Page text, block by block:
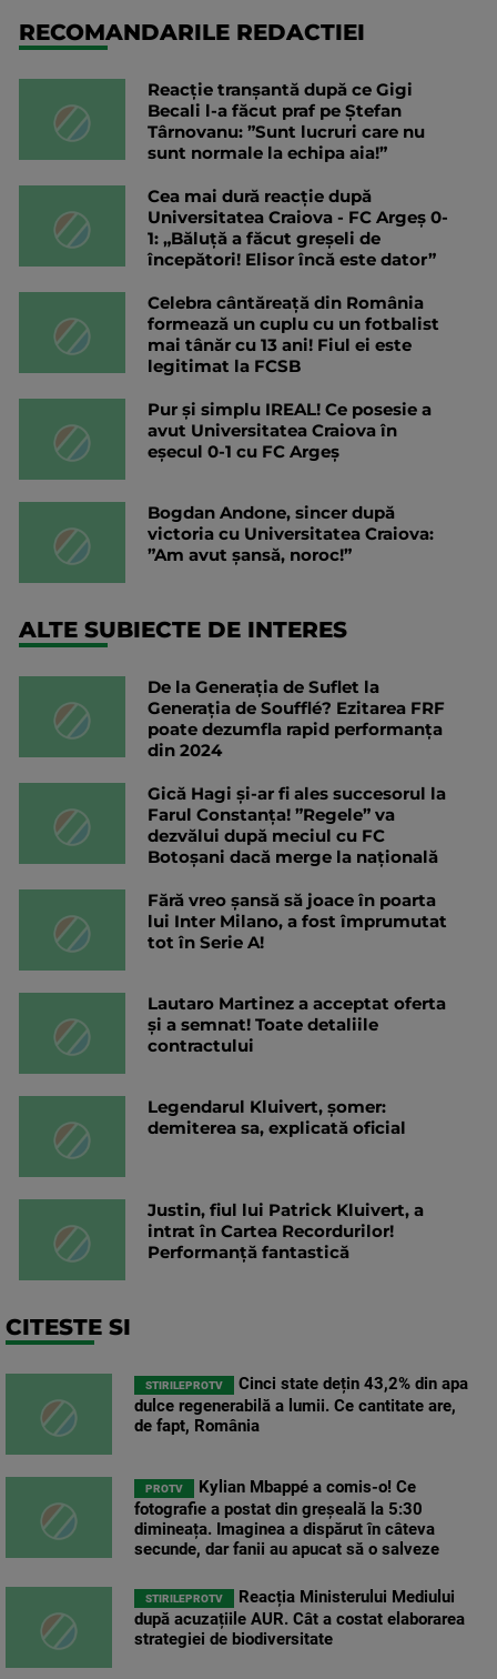
RECOMANDARILE REDACTIEI
Reacție tranșantă după ce Gigi
Becali l-a făcut praf pe Ștefan
Târnovanu: ”Sunt lucruri care nu
sunt normale la echipa aia!”
Cea mai dură reacție după
Universitatea Craiova - FC Argeș 0-
1: „Băluță a făcut greșeli de
începători! Elisor încă este dator”
Celebra cântăreață din România
formează un cuplu cu un fotbalist
mai tânăr cu 13 ani! Fiul ei este
legitimat la FCSB
Pur și simplu IREAL! Ce posesie a
avut Universitatea Craiova în
eșecul 0-1 cu FC Argeș
Bogdan Andone, sincer după
victoria cu Universitatea Craiova:
”Am avut șansă, noroc!”
ALTE SUBIECTE DE INTERES
De la Generația de Suflet la
Generația de Soufflé? Ezitarea FRF
poate dezumfla rapid performanța
din 2024
Gică Hagi și-ar fi ales succesorul la
Farul Constanța! ”Regele” va
dezvălui după meciul cu FC
Botoșani dacă merge la națională
Fără vreo șansă să joace în poarta
lui Inter Milano, a fost împrumutat
tot în Serie A!
Lautaro Martinez a acceptat oferta
și a semnat! Toate detaliile
contractului
Legendarul Kluivert, șomer:
demiterea sa, explicată oficial
Justin, fiul lui Patrick Kluivert, a
intrat în Cartea Recordurilor!
Performanță fantastică
CITESTE SI
STIRILEPROTV
Cinci state dețin 43,2% din apa
dulce regenerabilă a lumii. Ce cantitate are,
de fapt, România
PROTV
Kylian Mbappé a comis-o! Ce
fotografie a postat din greșeală la 5:30
dimineața. Imaginea a dispărut în câteva
secunde, dar fanii au apucat să o salveze
STIRILEPROTV
Reacția Ministerului Mediului
după acuzațiile AUR. Cât a costat elaborarea
strategiei de biodiversitate